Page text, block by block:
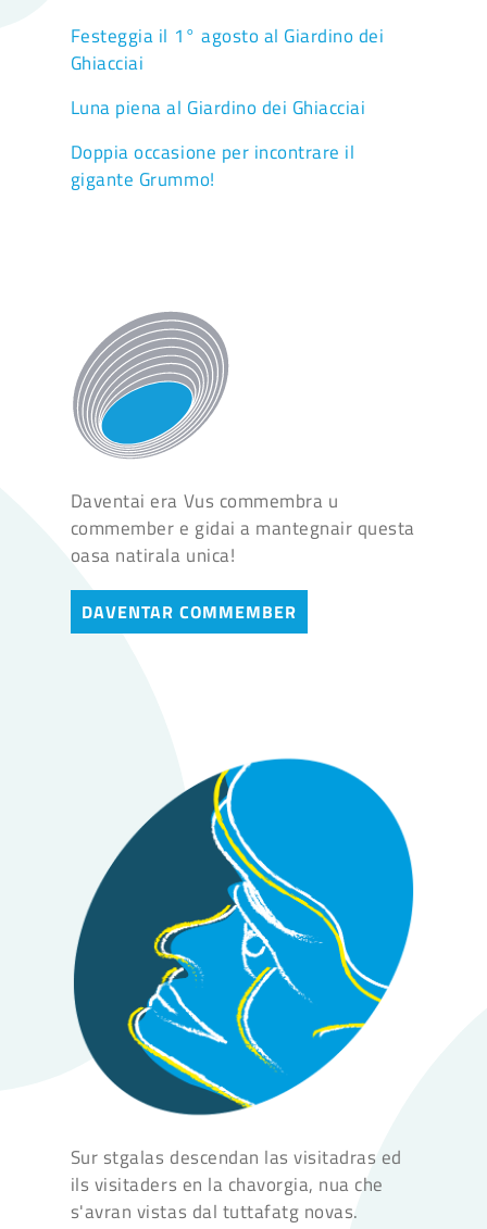
Festeggia il 1° agosto al Giardino dei
Ghiacciai
Luna piena al Giardino dei Ghiacciai
Doppia occasione per incontrare il
gigante Grummo!
Daventai era Vus commembra u
commember e gidai a mantegnair questa
oasa natirala unica!
DAVENTAR COMMEMBER
Sur stgalas descendan las visitadras ed
ils visitaders en la chavorgia, nua che
s'avran vistas dal tuttafatg novas.